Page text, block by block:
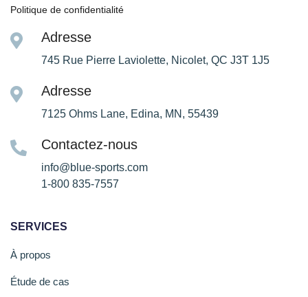
Politique de confidentialité
Adresse
745 Rue Pierre Laviolette, Nicolet, QC J3T 1J5
Adresse
7125 Ohms Lane, Edina, MN, 55439
Contactez-nous
info@blue-sports.com
1-800 835-7557
SERVICES
À propos
Étude de cas